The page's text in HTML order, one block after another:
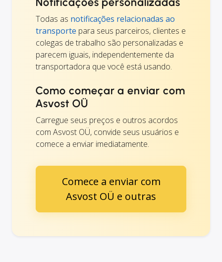
Todas as notificações relacionadas ao
transporte para seus parceiros, clientes e
colegas de trabalho são personalizadas e
parecem iguais, independentemente da
transportadora que você está usando.
Como começar a enviar com
Asvost OÜ
Carregue seus preços e outros acordos
com Asvost OÜ, convide seus usuários e
comece a enviar imediatamente.
Comece a enviar com
Asvost OÜ e outras